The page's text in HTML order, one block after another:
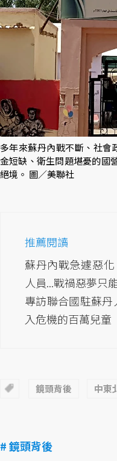
多年來蘇丹內戰不斷、社會
金短缺、衛生問題堪憂的國
絕境。 圖／美聯社
推薦閱讀
蘇丹內戰急遽惡
人員...戰禍惡夢只
專訪聯合國駐蘇
入危機的百萬兒童
鏡頭背後 中東
# 鏡頭背後